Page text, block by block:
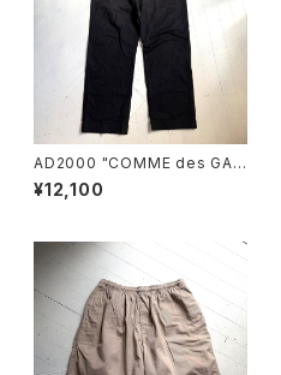
AD2000 "COMME des GAR
ÇONS HOMME“ cotton pan
ts
¥12,100